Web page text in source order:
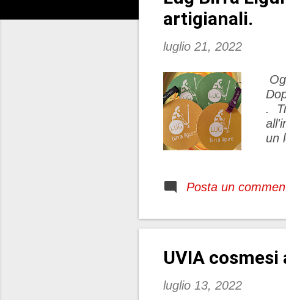
artigianali.
luglio 21, 2022
.
un
Posta un
UVIA
luglio 13, 2022